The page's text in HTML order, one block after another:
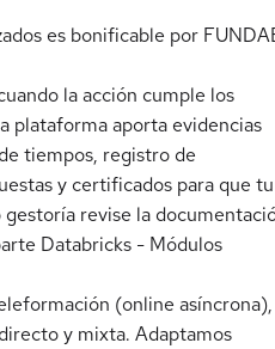
es bonificable por
la acción cumple los
plataforma aporta evidencias
tiempos, registro de
y certificados para que tu
revise la
Databricks - Módulos
(online asíncrona),
y mixta. Adaptamos